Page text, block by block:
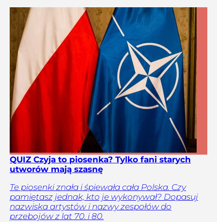
QUIZ Czyja to piosenka? Tylko fani starych
utworów mają szasnę
Te piosenki znała i śpiewała cała Polska. Czy
pamiętasz jednak, kto je wykonywał? Dopasuj
nazwiska artystów i nazwy zespołów do
przebojów z lat 70. i 80.